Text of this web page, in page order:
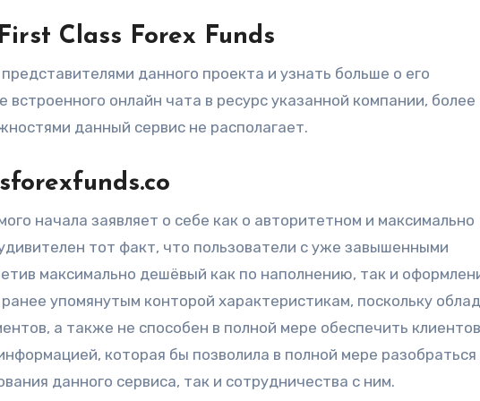
Class Forex Funds
данного проекта и узнать больше о его
онлайн чата в ресурс указанной компании, более
данный сервис не располагает.
начала заявляет о себе как о авторитетном и максимально
тот факт, что пользователи с уже завышенными
максимально дешёвый как по наполнению, так и
упомянутым конторой характеристикам, поскольку
а также не способен в полной мере обеспечить клиентов
которая бы позволила в полной мере разобраться
данного сервиса, так и сотрудничества с ним.